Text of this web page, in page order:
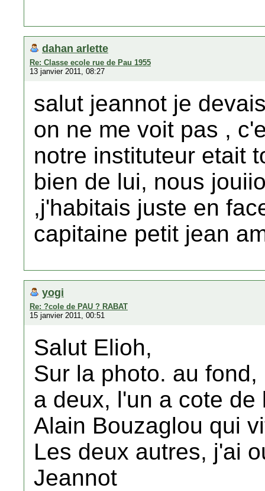
dahan arlette
Re: Classe ecole rue de Pau 1955
13 janvier 2011, 08:27
salut jeannot je
on ne me voit pas ,
notre instituteur etait
bien de lui, nous
,j'habitais juste en
capitaine petit jean
yogi
Re: ?cole de PAU ? RABAT
15 janvier 2011, 00:51
Salut Elioh,
Sur la photo. au
a deux, l'un a cote
Alain Bouzaglou qui
Les deux autres, j'ai
Jeannot